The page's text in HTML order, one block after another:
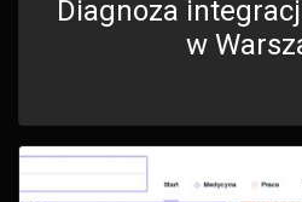
Diagnoza
w